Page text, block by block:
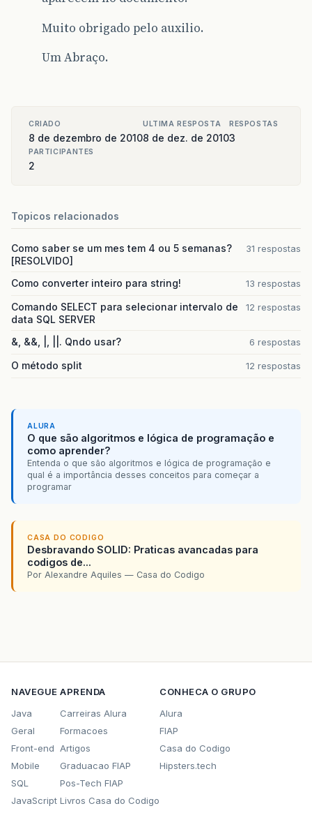
Muito obrigado pelo auxilio.
Um Abraço.
CRIADO
8 de dezembro de 2010
ULTIMA RESPOSTA
8 de dez. de 2010
RESPOSTAS
3
PARTICIPANTES
2
Topicos relacionados
Como saber se um mes tem 4 ou 5 semanas?
[RESOLVIDO]
31 respostas
Como converter inteiro para string! 13 respostas
Comando SELECT para selecionar intervalo de
data SQL SERVER
12 respostas
&, &&, |, ||. Qndo usar? 6 respostas
O método split 12 respostas
ALURA
O que são algoritmos e lógica de programação e
como aprender?
Entenda o que são algoritmos e lógica de programação e
qual é a importância desses conceitos para começar a
programar
CASA DO CODIGO
Desbravando SOLID: Praticas avancadas para
codigos de...
Por Alexandre Aquiles — Casa do Codigo
NAVEGUE
Java
Geral
Front-end
Mobile
SQL
JavaScript
APRENDA
Carreiras Alura
Formacoes
Artigos
Graduacao FIAP
Pos-Tech FIAP
Livros Casa do Codigo
CONHECA O GRUPO
Alura
FIAP
Casa do Codigo
Hipsters.tech